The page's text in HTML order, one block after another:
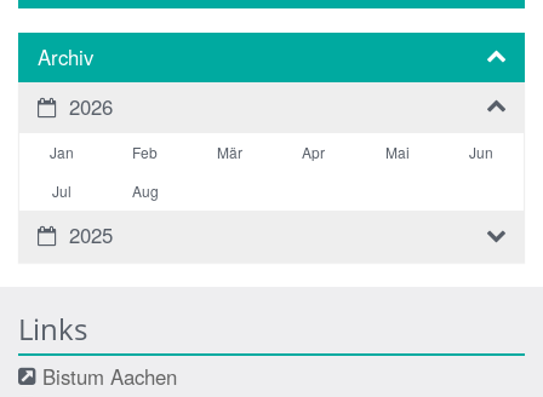
Archiv
2026
Jan Feb Mär Apr Mai
Jun
Jul
Aug
2025
Links
Bistum Aachen